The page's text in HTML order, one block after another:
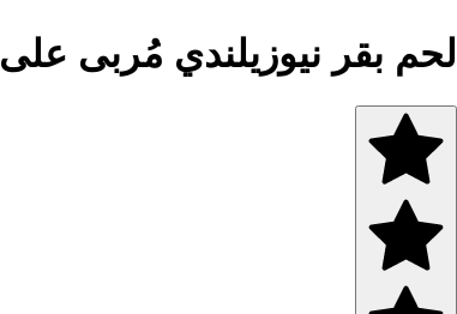
لحم بقر نيوزيلندي مُربى على